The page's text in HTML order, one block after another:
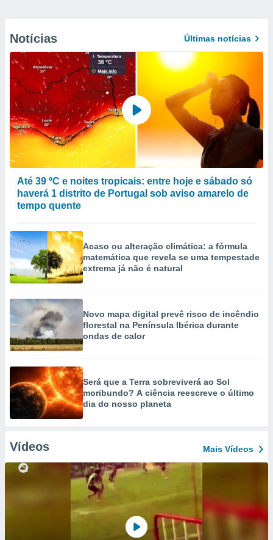
Notícias Últimas notícias
Até 39 ºC e noites tropicais: entre hoje e sábado só
haverá 1 distrito de Portugal sob aviso amarelo de
tempo quente
Acaso ou alteração climática: a fórmula
matemática que revela se uma tempestade
extrema já não é natural
Novo mapa digital prevê risco de incêndio
florestal na Península Ibérica durante
ondas de calor
Será que a Terra sobreviverá ao Sol
moribundo? A ciência reescreve o último
dia do nosso planeta
Vídeos Mais Vídeos